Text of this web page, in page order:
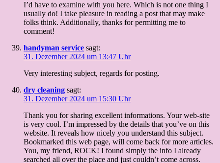
I’d have to examine with you here. Which is not one thing I
usually do! I take pleasure in reading a post that may make
folks think. Additionally, thanks for permitting me to
comment!
handyman service sagt:
31. Dezember 2024 um 13:47 Uhr
Very interesting subject, regards for posting.
dry cleaning sagt:
31. Dezember 2024 um 15:30 Uhr
Thank you for sharing excellent informations. Your web-site
is very cool. I’m impressed by the details that you’ve on this
website. It reveals how nicely you understand this subject.
Bookmarked this web page, will come back for more articles.
You, my friend, ROCK! I found simply the info I already
searched all over the place and just couldn’t come across.